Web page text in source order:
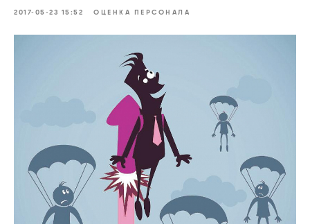
2017-05-23 15:52 ОЦЕНКА ПЕРСОНАЛА